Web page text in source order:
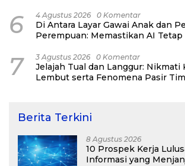
6 4 Agustus 2026 0 Komentar
Di Antara Layar Gawai Anak dan
Perempuan: Memastikan AI Tetap
7 3 Agustus 2026 0 Komentar
Jelajah Tual dan Langgur: Nikmati
Lembut serta Fenomena Pasir
Berita Terkini
8 Agustus 2026
10 Prospek Kerja
Informasi yang